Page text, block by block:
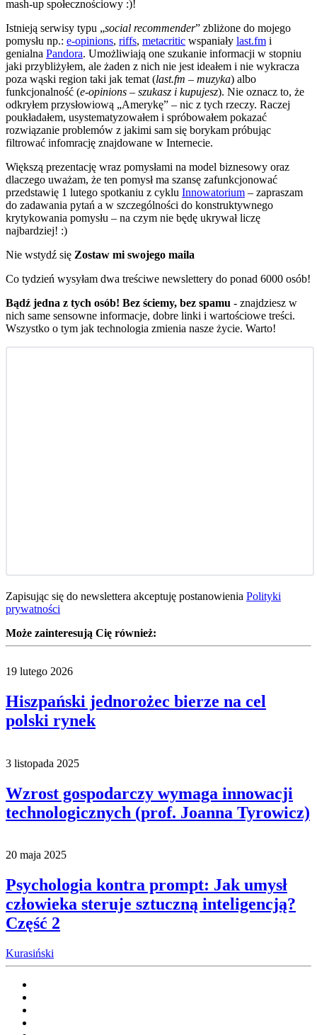
mash-up społecznościowy :)!
Istnieją serwisy typu „social recommender” zbliżone do mojego
pomysłu np.: e-opinions, riffs, metacritic wspaniały last.fm i
genialna Pandora. Umożliwiają one szukanie informacji w stopniu
jaki przybliżyłem, ale żaden z nich nie jest ideałem i nie wykracza
poza wąski region taki jak temat (last.fm – muzyka) albo
funkcjonalność (e-opinions – szukasz i kupujesz). Nie oznacz to, że
odkryłem przysłowiową „Amerykę” – nic z tych rzeczy. Raczej
poukładałem, usystematyzowałem i spróbowałem pokazać
rozwiązanie problemów z jakimi sam się borykam próbując
filtrować infomrację znajdowane w Internecie.
Większą prezentację wraz pomysłami na model biznesowy oraz
dlaczego uważam, że ten pomysł ma szansę zafunkcjonować
przedstawię 1 lutego spotkaniu z cyklu Innowatorium – zapraszam
do zadawania pytań a w szczególności do konstruktywnego
krytykowania pomysłu – na czym nie będę ukrywał liczę
najbardziej! :)
Nie wstydź się Zostaw mi swojego maila
Co tydzień wysyłam dwa treściwe newslettery do ponad 6000 osób!
Bądź jedna z tych osób! Bez ściemy, bez spamu - znajdziesz w
nich same sensowne informacje, dobre linki i wartościowe treści.
Wszystko o tym jak technologia zmienia nasze życie. Warto!
Zapisując się do newslettera akceptuję postanowienia Polityki
prywatności
Może zainteresują Cię również:
19 lutego 2026
Hiszpański jednorożec bierze na cel
polski rynek
3 listopada 2025
Wzrost gospodarczy wymaga innowacji
technologicznych (prof. Joanna Tyrowicz)
20 maja 2025
Psychologia kontra prompt: Jak umysł
człowieka steruje sztuczną inteligencją?
Część 2
Kurasiński